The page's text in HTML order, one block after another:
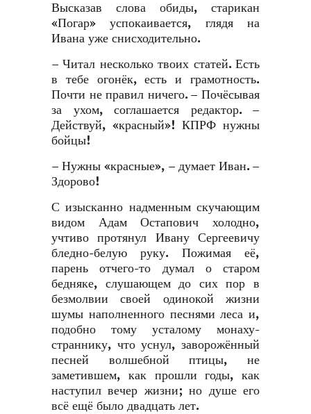
Высказав слова обиды, старикан
«Погар» успокаивается, глядя на
Ивана уже снисходительно.
– Читал несколько твоих статей. Есть
в тебе огонёк, есть и грамотность.
Почти не правил ничего. – Почёсывая
за ухом, соглашается редактор. –
Действуй, «красный»! КПРФ нужны
бойцы!
– Нужны «красные», – думает Иван. –
Здорово!
С изысканно надменным скучающим
видом Адам Остапович холодно,
учтиво протянул Ивану Сергеевичу
бледно-белую руку. Пожимая её,
парень отчего-то думал о старом
бедняке, слушающем до сих пор в
безмолвии своей одинокой жизни
шумы наполненного песнями леса и,
подобно тому усталому монаху-
страннику, что уснул, заворожённый
песней волшебной птицы, не
заметившем, как прошли годы, как
наступил вечер жизни; но душе его
всё ещё было двадцать лет.